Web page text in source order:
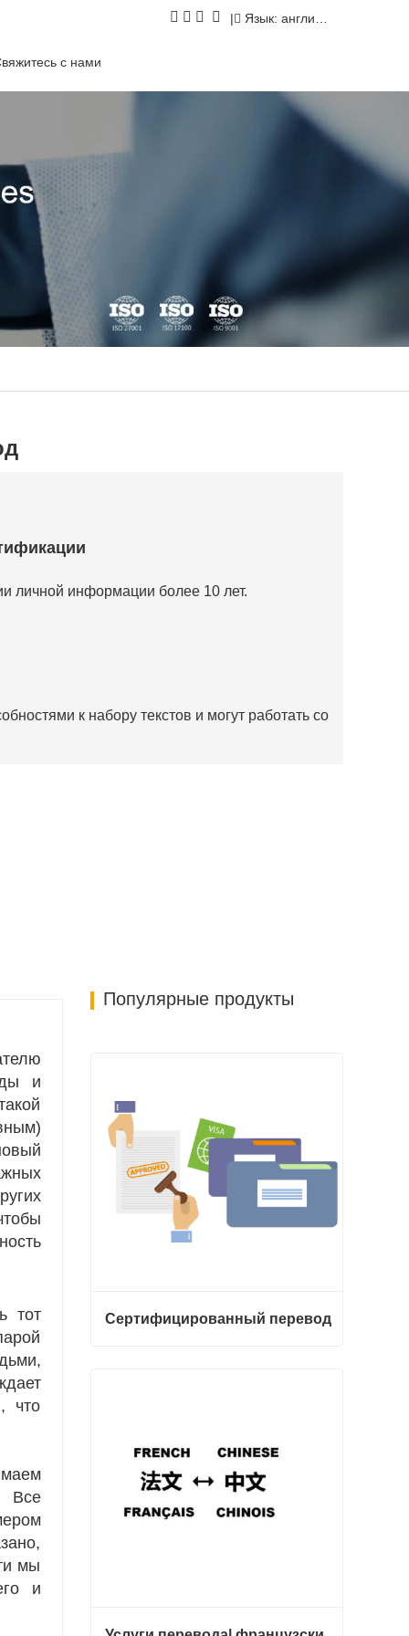
| Язык: английский
с нами
личной информации более 10 лет.
к набору текстов и могут работать со
и
тот
что
Все
мы
и
Популярные продукты
Сертифицированный перевод